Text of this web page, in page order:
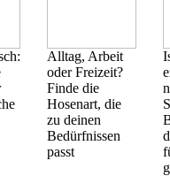
Alltag, Arbeit
oder Freizeit?
Finde die
Hosenart, die
zu deinen
Bedürfnissen
passt